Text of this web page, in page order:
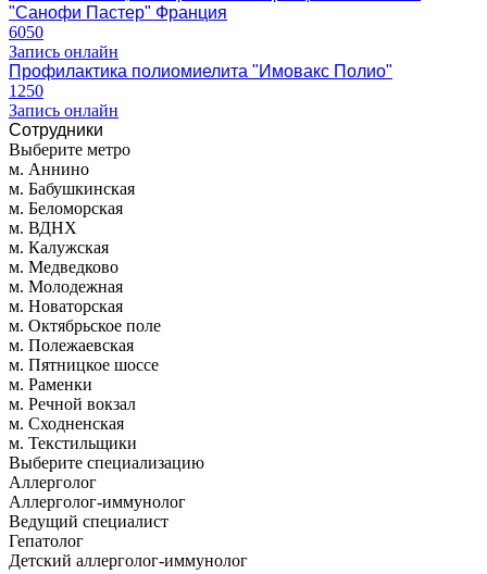
"Санофи Пастер" Франция
6050
Запись онлайн
Профилактика полиомиелита "Имовакс Полио"
1250
Запись онлайн
Сотрудники
Выберите метро
м. Аннино
м. Бабушкинская
м. Беломорская
м. ВДНХ
м. Калужская
м. Медведково
м. Молодежная
м. Новаторская
м. Октябрьское поле
м. Полежаевская
м. Пятницкое шоссе
м. Раменки
м. Речной вокзал
м. Сходненская
м. Текстильщики
Выберите специализацию
Аллерголог
Аллерголог-иммунолог
Ведущий специалист
Гепатолог
Детский аллерголог-иммунолог